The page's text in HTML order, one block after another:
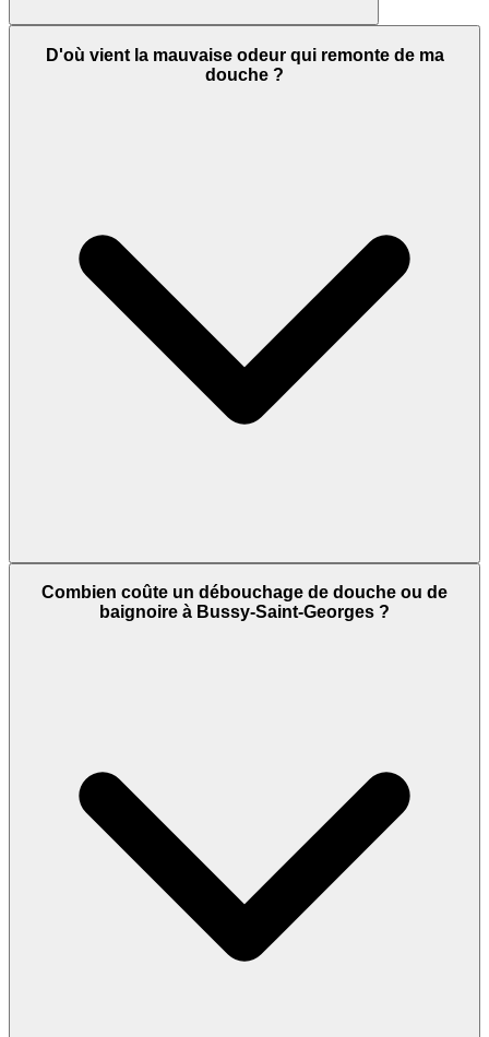
D'où vient la mauvaise odeur qui remonte de ma
douche ?
Combien coûte un débouchage de douche ou de
baignoire à Bussy-Saint-Georges ?